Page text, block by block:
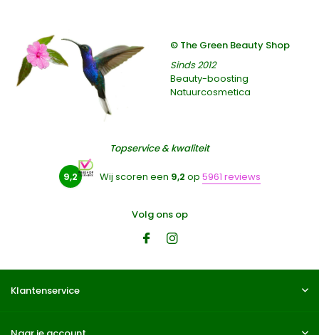
© The Green Beauty Shop
Sinds 2012
Beauty-boosting
Natuurcosmetica
Topservice & kwaliteit
9,2 Wij scoren een 9,2 op 5961 reviews
Volg ons op
Klantenservice